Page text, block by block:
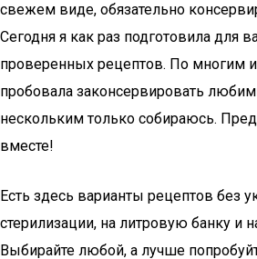
свежем виде, обязательно
Сегодня я как раз подготовила для
проверенных рецептов. По многим
пробовала законсервировать
нескольким только собираюсь.
вместе!
Есть здесь варианты рецептов без
стерилизации, на литровую банку и
Выбирайте любой, а лучше